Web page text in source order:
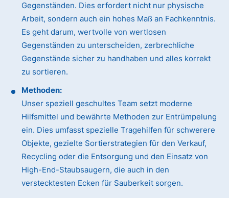
Gegenständen. Dies erfordert nicht nur physische
Arbeit, sondern auch ein hohes Maß an Fachkenntnis.
Es geht darum, wertvolle von wertlosen
Gegenständen zu unterscheiden, zerbrechliche
Gegenstände sicher zu handhaben und alles korrekt
zu sortieren.
Methoden:
Unser speziell geschultes Team setzt moderne
Hilfsmittel und bewährte Methoden zur Entrümpelung
ein. Dies umfasst spezielle Tragehilfen für schwerere
Objekte, gezielte Sortierstrategien für den Verkauf,
Recycling oder die Entsorgung und den Einsatz von
High-End-Staubsaugern, die auch in den
verstecktesten Ecken für Sauberkeit sorgen.